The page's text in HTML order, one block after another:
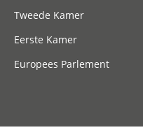
Tweede Kamer
Eerste Kamer
Europees Parlement